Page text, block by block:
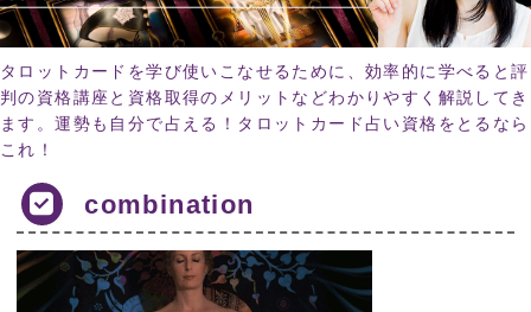
タロットカードを学び使いこなせるために、効率的に学べると評
判の資格講座と資格取得のメリットなどわかりやすく解説してき
ます。運勢も自分で占える！タロットカード占い資格をとるなら
これ！
combination